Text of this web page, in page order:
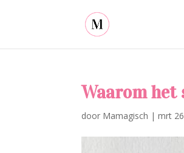
Waarom het
door Mamagisch |mrt